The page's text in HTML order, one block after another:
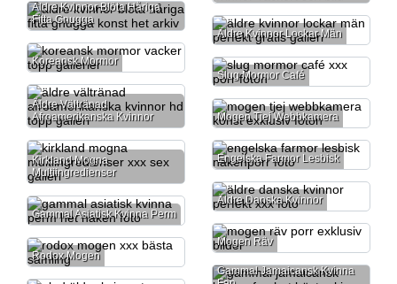
Äldre Kvinnor Blöta Håriga
Fitta Gnugga
Äldre Kvinnor Lockar Män
Koreansk Mormor
Slug Mormor Café
Äldre Vältränad
Afroamerikanska Kvinnor
Mogen Tjej Webbkamera
Kirkland Mogna
Multiingredienser
Engelska Farmor Lesbisk
Äldre Danska Kvinnor
Gammal Asiatisk Kvinna Perm
Mogen Räv
Rodox Mogen
Gammal Jamaicansk Kvinna